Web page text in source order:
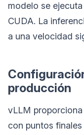
modelo se
CUDA. La
a una velocidad
producción
vLLM
con puntos